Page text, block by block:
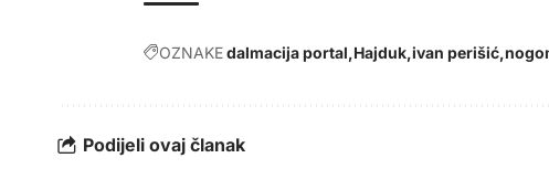
OZNAKEdalmacija portal Hajduk ivan perišić
Podijeli ovaj članak